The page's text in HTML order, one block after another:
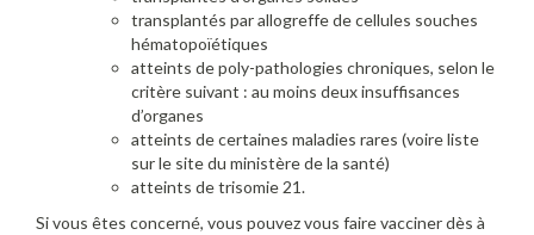
transplantés par allogreffe de cellules souches
hématopoïétiques
atteints de poly-pathologies chroniques, selon le
critère suivant : au moins deux insuffisances
d’organes
atteints de certaines maladies rares (voire liste
sur le site du ministère de la santé)
atteints de trisomie 21.
Si vous êtes concerné, vous pouvez vous faire vacciner dès à